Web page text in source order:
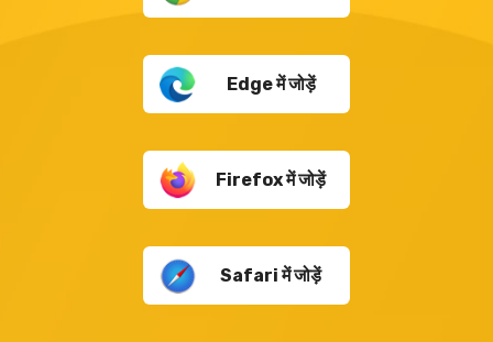
Edge में जोड़ें
Firefox में जोड़ें
Safari में जोड़ें